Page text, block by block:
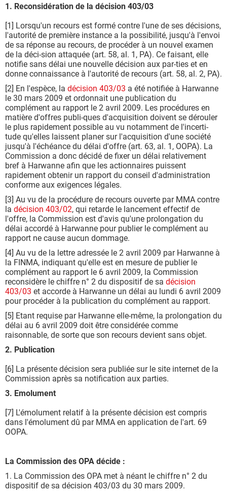
1. Reconsidération de la décision 403/03
[1] Lorsqu'un recours est formé contre l'une de ses décisions,
l'autorité de première instance a la possibilité, jusqu'à l'envoi
de sa réponse au recours, de procéder à un nouvel examen
de la déci-sion attaquée (art. 58, al. 1, PA). Ce faisant, elle
notifie sans délai une nouvelle décision aux par-ties et en
donne connaissance à l'autorité de recours (art. 58, al. 2, PA).
[2] En l'espèce, la décision 403/03 a été notifiée à Harwanne
le 30 mars 2009 et ordonnait une publication du
complément au rapport le 2 avril 2009. Les procédures en
matière d'offres publi-ques d'acquisition doivent se dérouler
le plus rapidement possible au vu notamment de l'incerti-
tude qu'elles laissent planer sur l'acquisition d'une société
jusqu'à l'échéance du délai d'offre (art. 63, al. 1, OOPA). La
Commission a donc décidé de fixer un délai relativement
bref à Harwanne afin que les actionnaires puissent
rapidement obtenir un rapport du conseil d'administration
conforme aux exigences légales.
[3] Au vu de la procédure de recours ouverte par MMA contre
la décision 403/02, qui retarde le lancement effectif de
l'offre, la Commission est d'avis qu'une prolongation du
délai accordé à Harwanne pour publier le complément au
rapport ne cause aucun dommage.
[4] Au vu de la lettre adressée le 2 avril 2009 par Harwanne à
la FINMA, indiquant qu'elle est en mesure de publier le
complément au rapport le 6 avril 2009, la Commission
reconsidère le chiffre n° 2 du dispositif de sa décision
403/03 et accorde à Harwanne un délai au lundi 6 avril 2009
pour procéder à la publication du complément au rapport.
[5] Etant requise par Harwanne elle-même, la prolongation du
délai au 6 avril 2009 doit être considérée comme
raisonnable, de sorte que son recours devient sans objet.
2. Publication
[6] La présente décision sera publiée sur le site internet de la
Commission après sa notification aux parties.
3. Emolument
[7] L'émolument relatif à la présente décision est compris
dans l'émolument dû par MMA en application de l'art. 69
OOPA.
La Commission des OPA décide :
1. La Commission des OPA met à néant le chiffre n° 2 du
dispositif de sa décision 403/03 du 30 mars 2009.